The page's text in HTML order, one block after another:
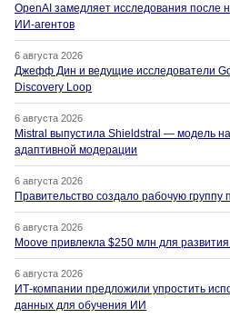
OpenAI замедляет исследования после
ИИ-агентов
6 августа 2026
Джефф Дин и ведущие исследователи
Discovery Loop
6 августа 2026
Mistral выпустила Shieldstral — модель
адаптивной модерации
6 августа 2026
Правительство создало рабочую группу
6 августа 2026
Moove привлекла $250 млн для
6 августа 2026
ИТ-компании предложили упростить
данных для обучения ИИ